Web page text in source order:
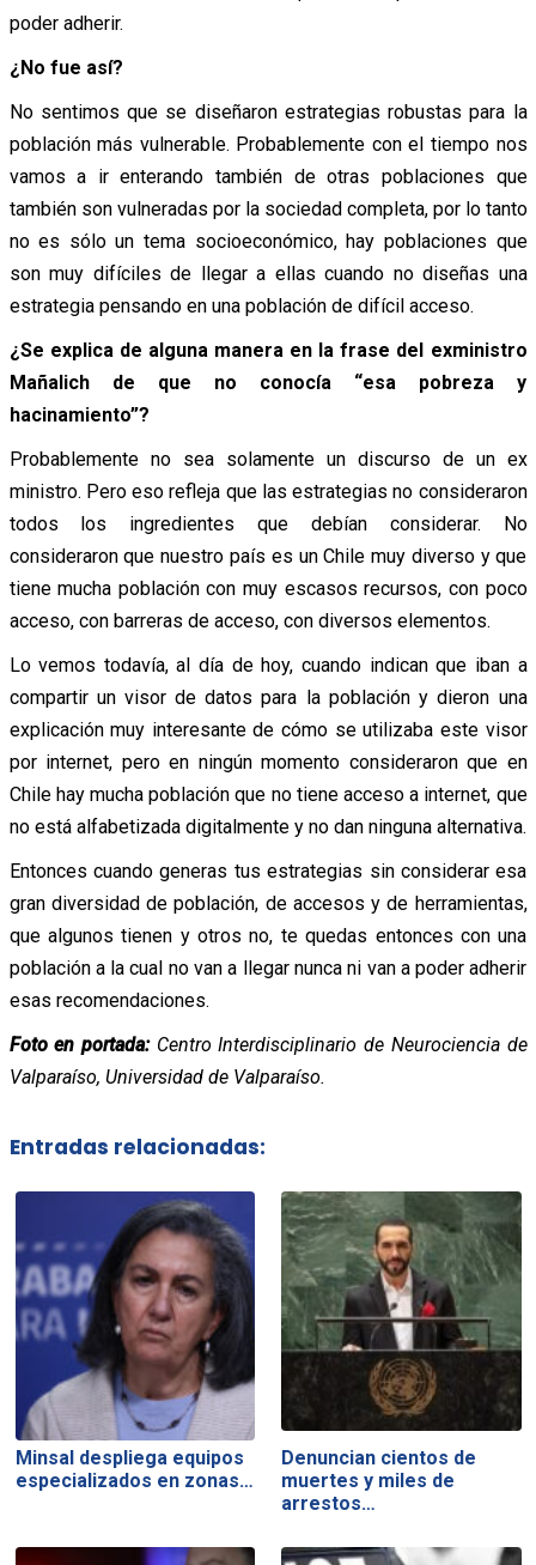
poder adherir.
¿No fue así?
No sentimos que se diseñaron estrategias robustas para la
población más vulnerable. Probablemente con el tiempo nos
vamos a ir enterando también de otras poblaciones que
también son vulneradas por la sociedad completa, por lo tanto
no es sólo un tema socioeconómico, hay poblaciones que
son muy difíciles de llegar a ellas cuando no diseñas una
estrategia pensando en una población de difícil acceso.
¿Se explica de alguna manera en la frase del exministro
Mañalich de que no conocía “esa pobreza y
hacinamiento”?
Probablemente no sea solamente un discurso de un ex
ministro. Pero eso refleja que las estrategias no consideraron
todos los ingredientes que debían considerar. No
consideraron que nuestro país es un Chile muy diverso y que
tiene mucha población con muy escasos recursos, con poco
acceso, con barreras de acceso, con diversos elementos.
Lo vemos todavía, al día de hoy, cuando indican que iban a
compartir un visor de datos para la población y dieron una
explicación muy interesante de cómo se utilizaba este visor
por internet, pero en ningún momento consideraron que en
Chile hay mucha población que no tiene acceso a internet, que
no está alfabetizada digitalmente y no dan ninguna alternativa.
Entonces cuando generas tus estrategias sin considerar esa
gran diversidad de población, de accesos y de herramientas,
que algunos tienen y otros no, te quedas entonces con una
población a la cual no van a llegar nunca ni van a poder adherir
esas recomendaciones.
Foto en portada:Centro Interdisciplinario de Neurociencia de
Valparaíso, Universidad de Valparaíso.
Entradas relacionadas:
Minsal despliega equipos
especializados en zonas…
Denuncian cientos de
muertes y miles de
arrestos…